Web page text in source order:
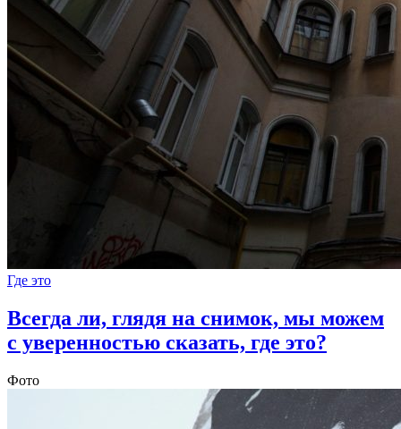
Где это
Всегда ли, глядя на снимок, мы можем
с уверенностью сказать, где это?
Фото